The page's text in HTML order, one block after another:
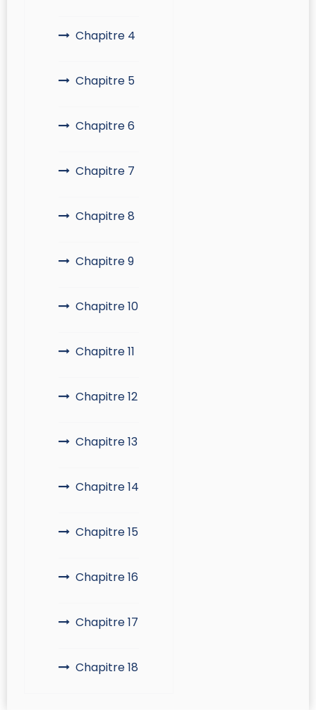
Chapitre 4
Chapitre 5
Chapitre 6
Chapitre 7
Chapitre 8
Chapitre 9
Chapitre 10
Chapitre 11
Chapitre 12
Chapitre 13
Chapitre 14
Chapitre 15
Chapitre 16
Chapitre 17
Chapitre 18